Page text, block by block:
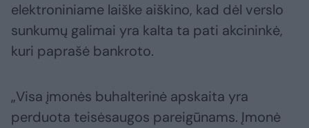
elektroniniame laiške aiškino, kad dėl verslo
sunkumų galimai yra kalta ta pati akcininkė,
kuri paprašė bankroto.
„Visa įmonės buhalterinė apskaita yra
perduota teisėsaugos pareigūnams. Įmonė